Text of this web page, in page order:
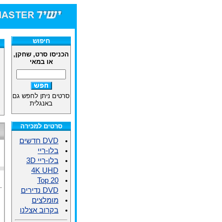
חיפוש
הכניסו סרט, שחקן,
או במאי
סרטים ניתן לחפש גם
באנגלית
סרטים למכירה
DVD חדשים
בלו-ריי
בלו-ריי 3D
4K UHD
Top 20
DVD נדירים
מומלצים
בקרוב אצלנו